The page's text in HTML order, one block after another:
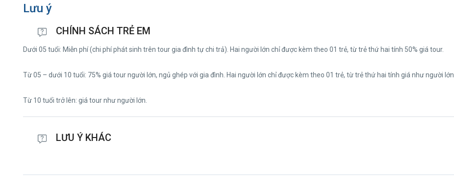
Lưu ý
CHÍNH SÁCH TRẺ EM
Dưới 05 tuổi: Miễn phí (chi phí phát sinh trên tour gia đình tự chi trả). Hai người lớn chỉ được kèm theo 01 trẻ, từ trẻ thứ hai tính 50% giá tour.
Từ 05 – dưới 10 tuổi: 75% giá tour người lớn, ngủ ghép với gia đình. Hai người lớn chỉ được kèm theo 01 trẻ, từ trẻ thứ hai tính giá như người lớn.
Từ 10 tuổi trở lên: giá tour như người lớn.
LƯU Ý KHÁC